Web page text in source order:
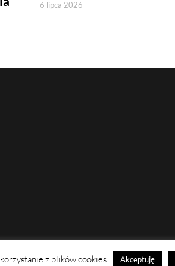
6 lipca 2026
z plików cookies. Akceptuję